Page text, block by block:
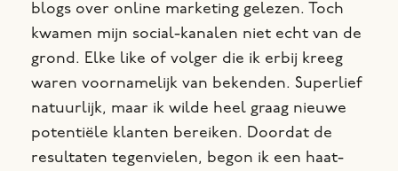
blogs over online marketing gelezen. Toch
kwamen mijn social-kanalen niet echt van de
grond. Elke like of volger die ik erbij kreeg
waren voornamelijk van bekenden. Superlief
natuurlijk, maar ik wilde heel graag nieuwe
potentiële klanten bereiken. Doordat de
resultaten tegenvielen, begon ik een haat-